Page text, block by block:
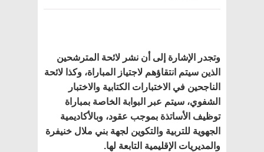
وتجدر الإشارة إلى أن نشر لائحة المترشحين
الذين سيتم انتقاؤهم لاجتياز المباراة، وكذا لائحة
الناجحين في الاختبارات الكتابية والاختبار
الشفوي، سيتم عبر البوابة الخاصة بمباراة
توظيف الأساتذة بموجب عقود، وبالأكاديمية
الجهوية للتربية والتكوين لجهة بني ملال خنيفرة
والمديريات الإقليمية التابعة لها.